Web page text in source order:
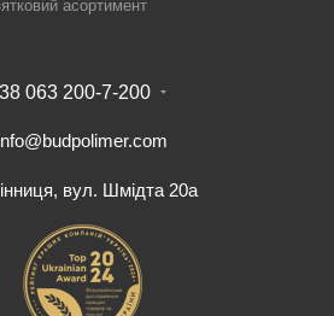
асортимент
063 200-7-200
вул. Шмідта 20а